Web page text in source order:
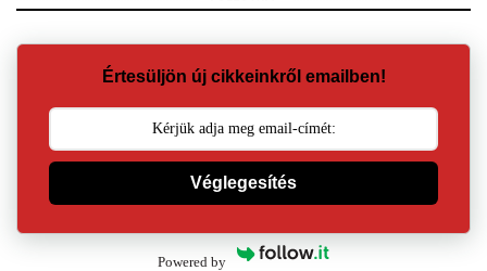
Értesüljön új cikkeinkről emailben!
Véglegesítés
Powered by